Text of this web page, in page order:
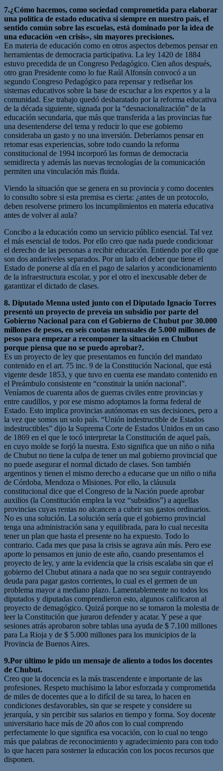
7.¿Cómo hacemos, como sociedad comprometida para elaborar
una política de estado educativa si siempre en nuestro país, el
sentido común sobre las escuelas, está dominado por la idea de
una educación «en crisis», sin mayores precisiones.
En materia de educación como en otros aspectos debemos pensar en
herramientas de democracia participativa. La ley 1420 de 1884
estuvo precedida de un Congreso Pedagógico. Cien años después,
otro gran Presidente como lo fue Raúl Alfonsín convocó a un
segundo Congreso Pedagógico para repensar y rediseñar los
sistemas educativos sobre la base de escuchar a los expertos y a la
comunidad. Ese trabajo quedó desbaratado por la reforma educativa
de la década siguiente, signada por la “desnacionalización” de la
educación secundaria, que más que transferida a las provincias fue
una desentenderse del tema y reducir lo que ese gobierno
consideraba un gasto y no una inversión. Deberíamos pensar en
retomar esas experiencias, sobre todo cuando la reforma
constitucional de 1994 incorporó las formas de democracia
semidirecta y además las nuevas tecnologías de la comunicación
permiten una vinculación más fluida.
Viendo la situación que se genera en su provincia y como docentes
lo consulto sobre si esta premisa es cierta: ¿antes de un protocolo,
deben resolverse primero los incumplimientos en materia educativa
antes de volver al aula?
Concibo a la educación como un servicio público esencial. Tal vez
el más esencial de todos. Por ello creo que nada puede condicionar
el derecho de las personas a recibir educación. Entiendo por ello que
son dos andariveles separados. Por un lado el deber que tiene el
Estado de ponerse al día en el pago de salarios y acondicionamiento
de la infraestructura escolar, y por el otro el inexcusable deber de
garantizar el dictado de clases.
8. Diputado Menna usted junto con el Diputado Ignacio Torres
presentó un proyecto de preveía un subsidio por parte del
Gobierno Nacional para con el Gobierno de Chubut por 30.000
millones de pesos, en seis cuotas mensuales de 5.000 millones de
pesos para empezar a recomponer la situación en Chubut
porque piensa que no se puedo aprobar?.
Es un proyecto de ley que presentamos en función del mandato
contenido en el art. 75 inc. 9 de la Constitución Nacional, que está
vigente desde 1853, y que tuvo en cuenta ese mandato contenido en
el Preámbulo consistente en “constituir la unión nacional”.
Veníamos de cuarenta años de guerras civiles entre provincias y
entre caudillos, y por ese mismo adoptamos la forma federal de
Estado. Esto implica provincias autónomas en sus decisiones, pero a
la vez que somos un solo país. “Unión indestructible de Estados
indestructibles” dijo la Suprema Corte de Estados Unidos en un caso
de 1869 en el que le tocó interpretar la Constitución de aquel país,
en cuyo molde se forjó la nuestra. Esto significa que un niño o niña
de Chubut no tiene la culpa de tener un mal gobierno provincial que
no puede asegurar el normal dictado de clases. Son también
argentinos y tienen el mismo derecho a educarse que un niño o niña
de Córdoba, Mendoza o Misiones. Por ello, la cláusula
constitucional dice que el Congreso de la Nación puede aprobar
auxilios (la Constitución emplea la voz “subsidios”) a aquellas
provincias cuyas rentas no alcancen a cubrir sus gastos ordinarios.
No es una solución. La solución sería que el gobierno provincial
tenga una administración sana y equilibrada, para lo cual necesita
tener un plan que hasta el presente no ha expuesto. Todo lo
contrario. Cada mes que pasa la crisis se agrava aún más. Pero ese
aporte lo pensamos en junio de este año, cuando presentamos el
proyecto de ley, y ante la evidencia que la crisis escalaba sin que el
gobierno del Chubut atinara a nada que no sea seguir contrayendo
deuda para pagar gastos corrientes, lo cual es el germen de un
problema mayor a mediano plazo. Lamentablemente no todos los
diputados y diputadas comprendieron esto, algunos calificaron al
proyecto de demagógico. Quizá porque no se tomaron la molestia de
leer la Constitución que juraron defender y acatar. Y pese a que
sesiones atrás aprobaron sobre tablas una ayuda de $ 7.100 millones
para La Rioja y de $ 5.000 millones para los municipios de la
Provincia de Buenos Aires.
9.Por último le pido un mensaje de aliento a todos los docentes
de Chubut.
Creo que la docencia es la más trascendente e importante de las
profesiones. Respeto muchísimo la labor esforzada y comprometida
de miles de docentes que a lo difícil de su tarea, lo hacen en
condiciones desfavorables, sin que se respete y considere su
jerarquía, y sin percibir sus salarios en tiempo y forma. Soy docente
universitario hace más de 20 años con lo cual comprendo
perfectamente lo que significa esa vocación, con lo cual no tengo
más que palabras de reconocimiento y agradecimiento para con todo
lo que hacen para sostener la educación con los pocos recursos que
disponen.